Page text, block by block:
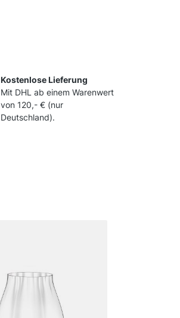
Kostenlose Lieferung
Mit DHL ab einem Warenwert
von 120,- € (nur
Deutschland).